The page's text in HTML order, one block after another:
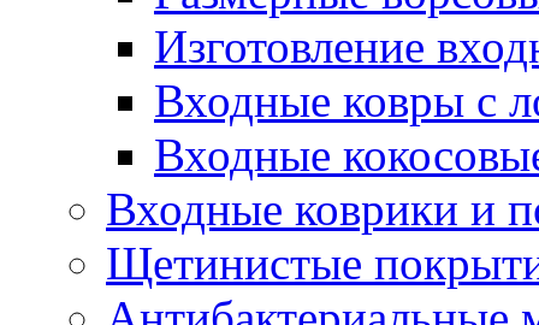
Изготовление
Входные ковры с
Входные
Входные коврики и
Щетинистые